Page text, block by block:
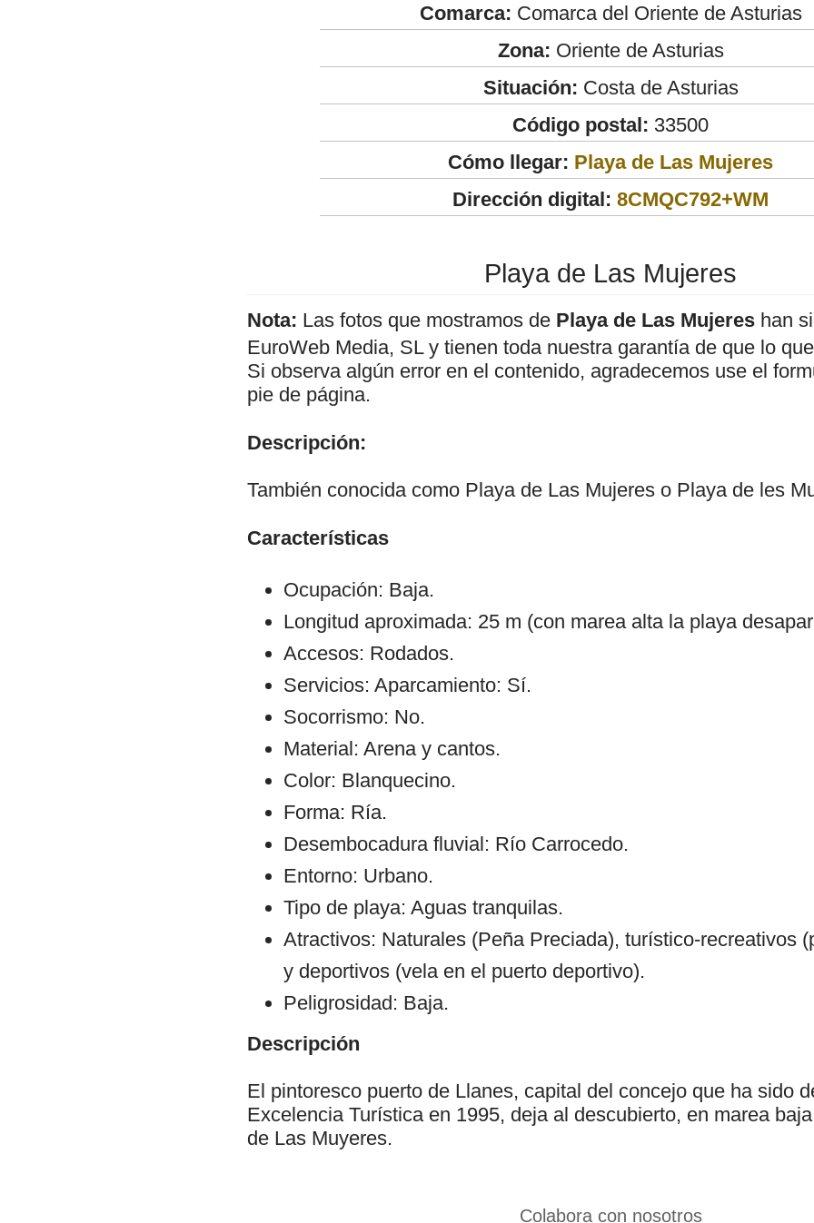
Comarca: Comarca del Oriente de Asturias
Zona: Oriente de Asturias
Situación: Costa de Asturias
Código postal: 33500
Cómo llegar: Playa de Las Mujeres
Dirección digital: 8CMQC792+WM
Playa de Las Mujeres
Nota: Las fotos que mostramos de Playa de Las Mujeres han
EuroWeb Media, SL y tienen toda nuestra garantía de que lo
Si observa algún error en el contenido, agradecemos use el
pie de página.
Descripción:
También conocida como Playa de Las Mujeres o Playa de les
Características
Ocupación: Baja.
Longitud aproximada: 25 m (con marea alta la playa
Accesos: Rodados.
Servicios: Aparcamiento: Sí.
Socorrismo: No.
Material: Arena y cantos.
Color: Blanquecino.
Forma: Ría.
Desembocadura fluvial: Río Carrocedo.
Entorno: Urbano.
Tipo de playa: Aguas tranquilas.
Atractivos: Naturales (Peña Preciada), turístico-recreativos
y deportivos (vela en el puerto deportivo).
Peligrosidad: Baja.
Descripción
El pintoresco puerto de Llanes, capital del concejo que ha sido
Excelencia Turística en 1995, deja al descubierto, en marea
de Las Muyeres.
Colabora con nosotros